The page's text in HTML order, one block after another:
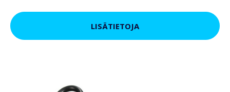
LISÄTIETOJA